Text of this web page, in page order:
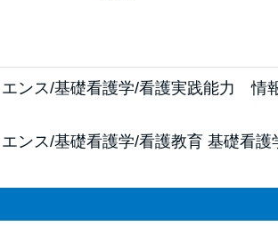
エンス/基礎看護学/看護実践能力
ンス/基礎看護学/看護教育 基礎看護